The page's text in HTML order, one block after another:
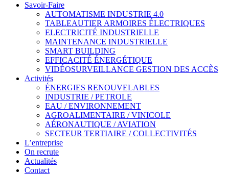
Savoir-Faire
AUTOMATISME INDUSTRIE 4.0
TABLEAUTIER ARMOIRES ÉLECTRIQUES
ELECTRICITÉ INDUSTRIELLE
MAINTENANCE INDUSTRIELLE
SMART BUILDING
EFFICACITÉ ÉNERGÉTIQUE
VIDÉOSURVEILLANCE GESTION DES ACCÈS
Activités
ÉNERGIES RENOUVELABLES
INDUSTRIE / PETROLE
EAU / ENVIRONNEMENT
AGROALIMENTAIRE / VINICOLE
AÉRONAUTIQUE / AVIATION
SECTEUR TERTIAIRE / COLLECTIVITÉS
L’entreprise
On recrute
Actualités
Contact